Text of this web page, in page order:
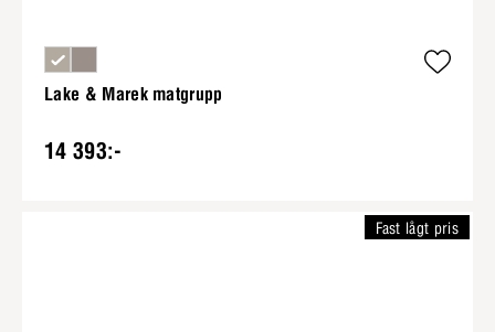
Lake & Marek matgrupp
14 393:-
Fast lågt pris